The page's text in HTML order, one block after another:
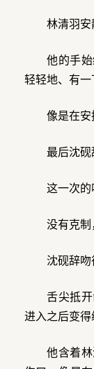
林清羽安
他的手
轻轻地、有一
像是在安
最后沈砚
这一次的
没有克制
沈砚辞吻
舌尖抵
进入之后变得
他含着